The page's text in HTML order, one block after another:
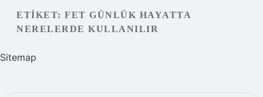
ETIKET: FET GÜNLÜK HAYATTA
NERELERDE KULLANILIR
Sitemap